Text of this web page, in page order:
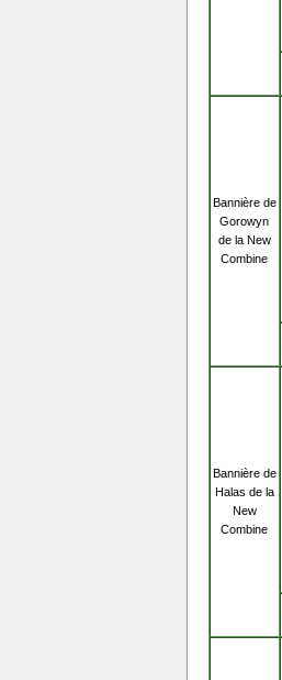
Bannière de
Gorowyn
de la New
Combine
Bannière de
Halas de la
New
Combine